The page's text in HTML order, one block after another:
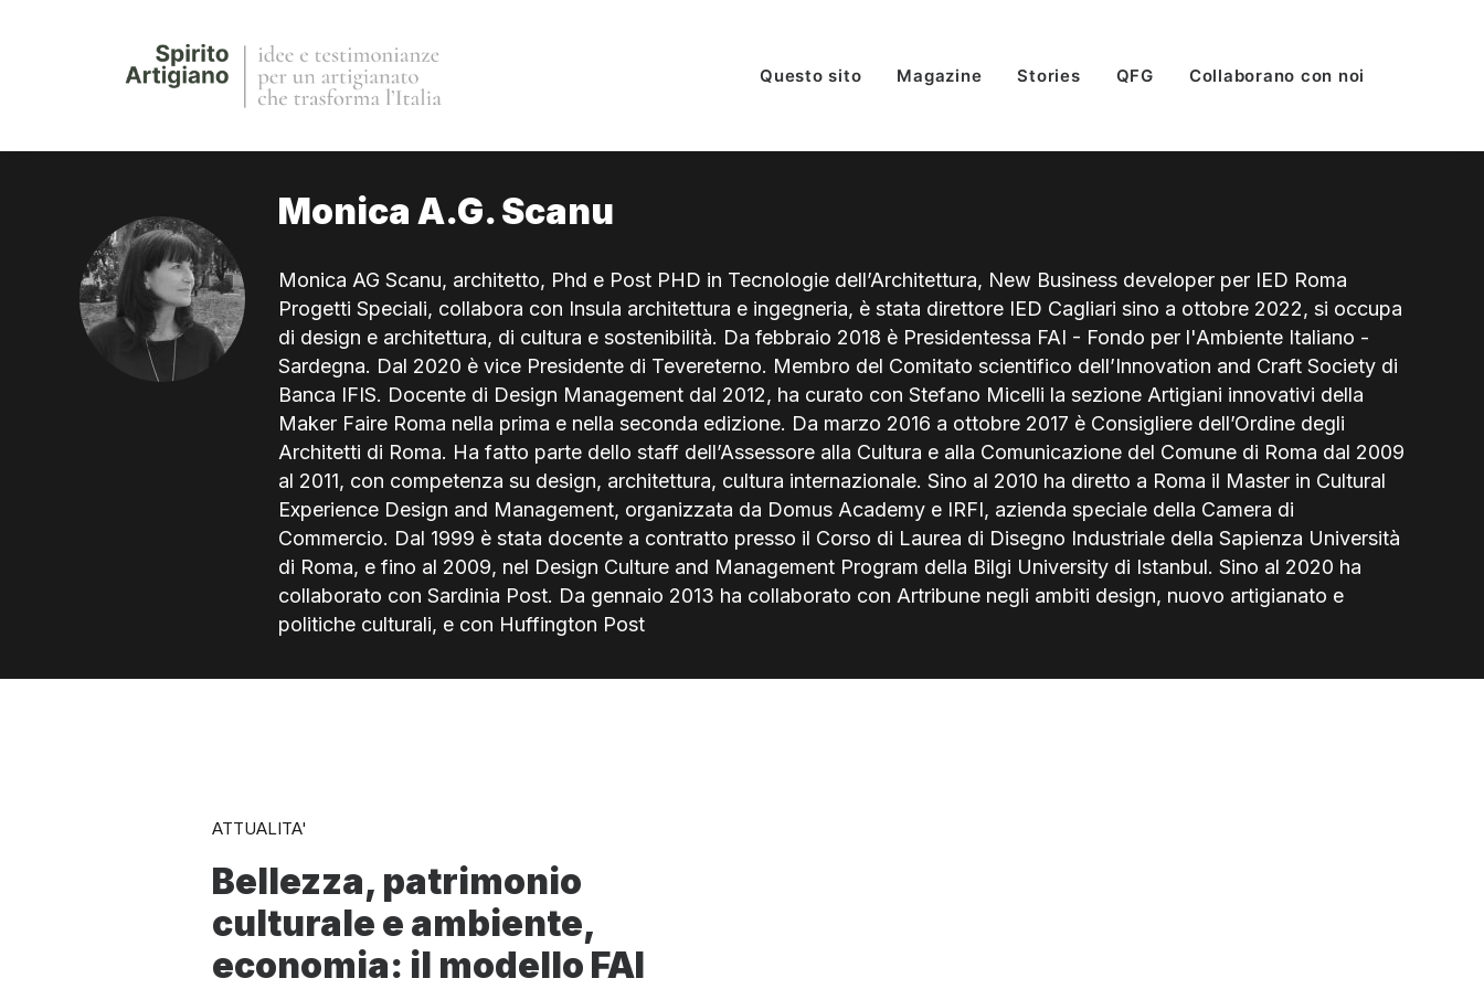
Questo sito Magazine Stories QFG Collaborano con noi
Monica A.G. Scanu
Monica AG Scanu, architetto, Phd e Post PHD in Tecnologie dell’Architettura, New Business developer per IED Roma
Progetti Speciali, collabora con Insula architettura e ingegneria, è stata direttore IED Cagliari sino a ottobre 2022, si occupa
di design e architettura, di cultura e sostenibilità. Da febbraio 2018 è Presidentessa FAI - Fondo per l'Ambiente Italiano -
Sardegna. Dal 2020 è vice Presidente di Tevereterno. Membro del Comitato scientifico dell’Innovation and Craft Society di
Banca IFIS. Docente di Design Management dal 2012, ha curato con Stefano Micelli la sezione Artigiani innovativi della
Maker Faire Roma nella prima e nella seconda edizione. Da marzo 2016 a ottobre 2017 è Consigliere dell’Ordine degli
Architetti di Roma. Ha fatto parte dello staff dell’Assessore alla Cultura e alla Comunicazione del Comune di Roma dal 2009
al 2011, con competenza su design, architettura, cultura internazionale. Sino al 2010 ha diretto a Roma il Master in Cultural
Experience Design and Management, organizzata da Domus Academy e IRFI, azienda speciale della Camera di
Commercio. Dal 1999 è stata docente a contratto presso il Corso di Laurea di Disegno Industriale della Sapienza Università
di Roma, e fino al 2009, nel Design Culture and Management Program della Bilgi University di Istanbul. Sino al 2020 ha
collaborato con Sardinia Post. Da gennaio 2013 ha collaborato con Artribune negli ambiti design, nuovo artigianato e
politiche culturali, e con Huffington Post
ATTUALITA'
Bellezza, patrimonio
culturale e ambiente,
economia: il modello FAI